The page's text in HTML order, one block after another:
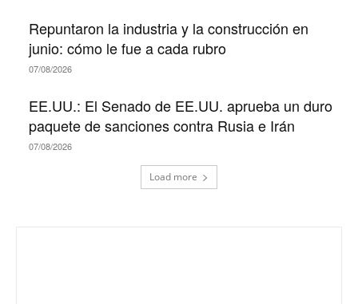
Repuntaron la industria y la construcción en
junio: cómo le fue a cada rubro
07/08/2026
EE.UU.: El Senado de EE.UU. aprueba un duro
paquete de sanciones contra Rusia e Irán
07/08/2026
Load more